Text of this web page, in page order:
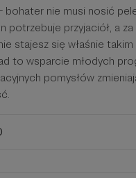
bohater nie musi nosić
potrzebuje przyjaciół, a
stajesz się właśnie
to wsparcie młodych
pomysłów